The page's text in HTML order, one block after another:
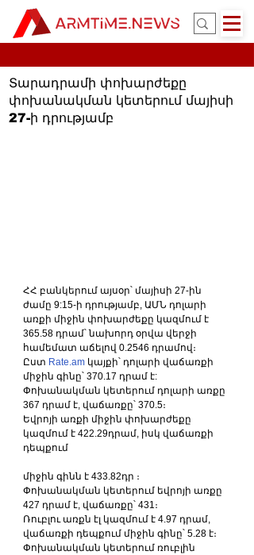
Տարադրամի փոխարժեքը
փոխանակման կետերում մայիսի
27-ի դրությամբ
ՀՀ բանկերում այսօր՝ մայիսի 27-ին
ժամը 9:15-ի դրությամբ, ԱՄՆ դոլարի
առքի միջին փոխարժեքը կազմում է
365.58 դրամ՝ նախորդ օրվա վերջի
համեմատ աճելով 0.2546 դրամով։
Ըստ Rate.am կայքի՝ դոլարի վաճառքի
միջին գինը՝ 370.17 դրամ է:
Փոխանակման կետերում դոլարի առքը
367 դրամ է, վաճառքը՝ 370.5։
Եվրոյի առքի միջին փոխարժեքը
կազմում է 422.29դրամ, իսկ վաճառքի
դեպքում
միջին գինն է 433.82դր ։
Փոխանակման կետերում եվրոյի առքը
427 դրամ է, վաճառքը՝ 431։
Ռուբլու առքն էլ կազմում է 4.97 դրամ,
վաճառքի դեպքում միջին գինը՝ 5.28 է։
Փոխանակման կետերում ռուբլին